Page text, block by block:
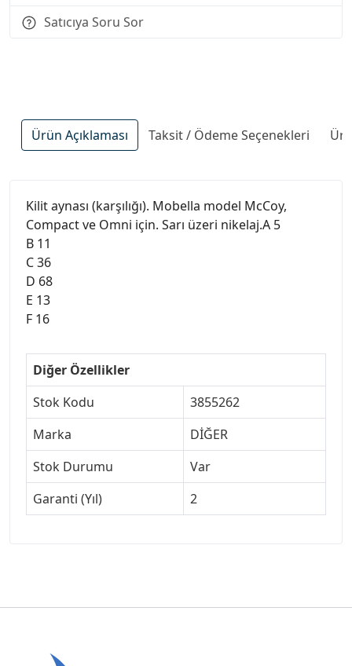
Satıcıya Soru Sor
Ürün Açıklaması Taksit / Ödeme Seçenekleri
Kilit aynası (karşılığı). Mobella model McCoy,
Compact ve Omni için. Sarı üzeri nikelaj.A 5
B 11
C 36
D 68
E 13
F 16
Diğer Özellikler
Stok Kodu
3855262
Marka
DİĞER
Stok Durumu
Var
Garanti (Yıl)
2